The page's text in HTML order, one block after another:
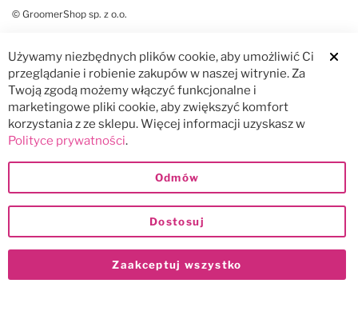
© GroomerShop sp. z o.o.
Używamy niezbędnych plików cookie, aby umożliwić Ci
przeglądanie i robienie zakupów w naszej witrynie. Za
Twoją zgodą możemy włączyć funkcjonalne i
marketingowe pliki cookie, aby zwiększyć komfort
korzystania z ze sklepu. Więcej informacji uzyskasz w
Polityce prywatności.
Zaakceptuj wszystko
Dostosuj
Odmów